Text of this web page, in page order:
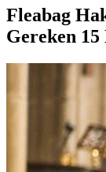
Fleabag
Gereken 15